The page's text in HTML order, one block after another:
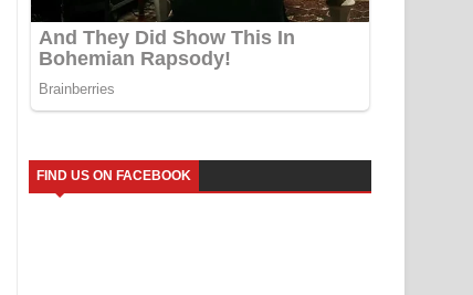
FIND US ON FACEBOOK